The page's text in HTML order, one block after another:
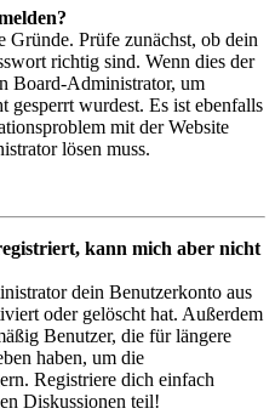
Prüfe zunächst, ob dein
richtig sind. Wenn dies der
Board-Administrator, um
gesperrt wurdest. Es ist ebenfalls
mit der Website
lösen muss.
kann mich aber nicht
dein Benutzerkonto aus
oder gelöscht hat. Außerdem
Benutzer, die für längere
haben, um die
Registriere dich einfach
Diskussionen teil!